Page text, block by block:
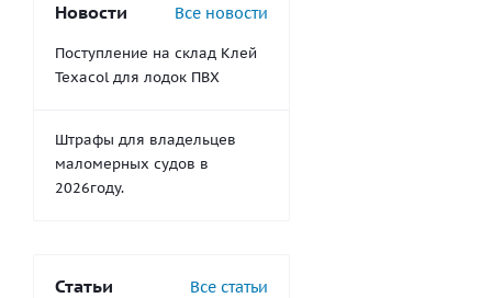
Новости Все новости
Поступление на склад Клей
Texacol для лодок ПВХ
Штрафы для владельцев
маломерных судов в
2026году.
Статьи Все статьи